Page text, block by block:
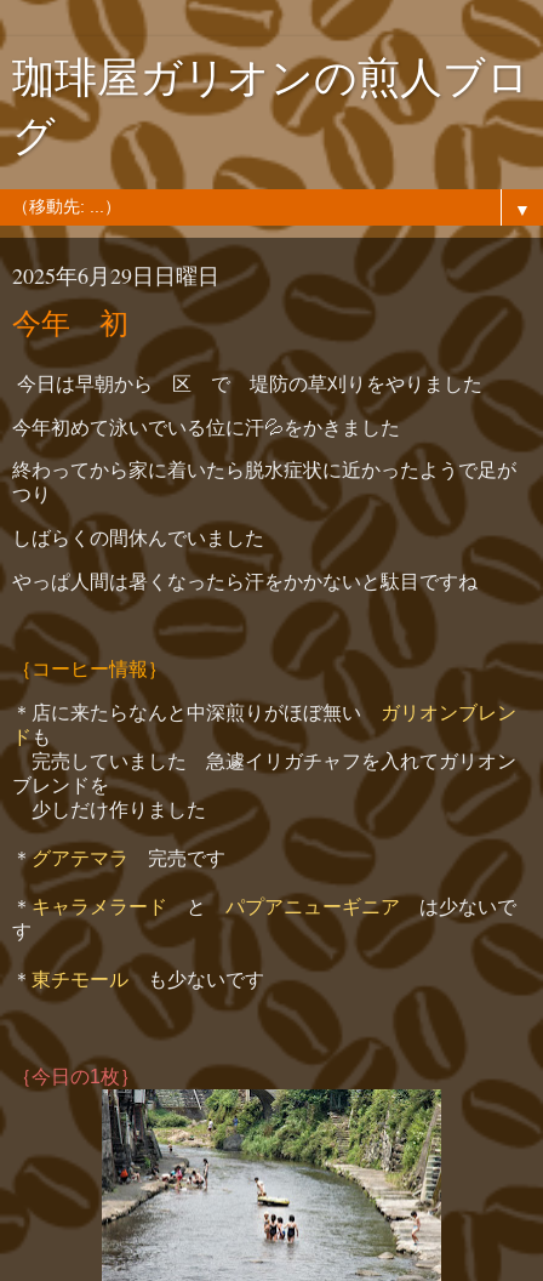
珈琲屋ガリオンの煎人ブロ
グ
▼
2025年6月29日日曜日
今年 初
今日は早朝から 区 で 堤防の草刈りをやりました
今年初めて泳いでいる位に汗💦をかきました
終わってから家に着いたら脱水症状に近かったようで足が
つり
しばらくの間休んでいました
やっぱ人間は暑くなったら汗をかかないと駄目ですね
｛コーヒー情報｝
＊店に来たらなんと中深煎りがほぼ無い
ガリオンブレン
ドも
完売していました 急遽イリガチャフを入れてガリオン
ブレンドを
少しだけ作りました
＊グアテマラ 完売です
＊キャラメラードと パプアニューギニア は少ないで
す
＊ 東チモールも少ないです
｛今日の1枚｝